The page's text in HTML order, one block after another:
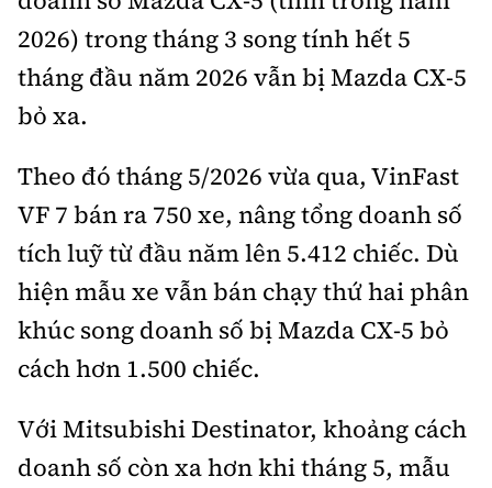
2026) trong tháng 3 song tính hết 5
tháng đầu năm 2026 vẫn bị Mazda CX-5
bỏ xa.
Theo đó tháng 5/2026 vừa qua, VinFast
VF 7 bán ra 750 xe, nâng tổng doanh số
tích luỹ từ đầu năm lên 5.412 chiếc. Dù
hiện mẫu xe vẫn bán chạy thứ hai phân
khúc song doanh số bị Mazda CX-5 bỏ
cách hơn 1.500 chiếc.
Với Mitsubishi Destinator, khoảng cách
doanh số còn xa hơn khi tháng 5, mẫu